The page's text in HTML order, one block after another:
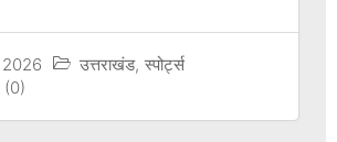
उत्तराखंड, स्पोर्ट्स